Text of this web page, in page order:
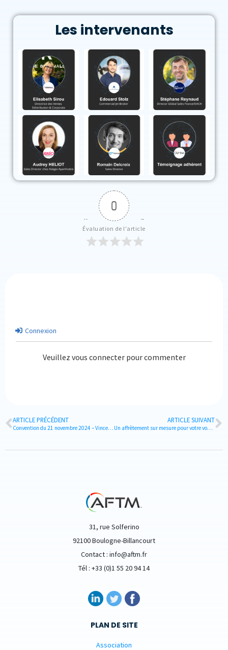
Les intervenants
0
Évaluation de l'article
Connexion
Veuillez vous connecter pour commenter
ARTICLE PRÉCÉDENT
Convention du 21 novembre 2024 – Vincennes
ARTICLE SUIVANT
Un affrètement sur mesure pour votre voyage MICE
31, rue Solferino
92100 Boulogne-Billancourt
Contact : info@aftm.fr
Tél : +33 (0)1 55 20 94 14
PLAN DE SITE
Association